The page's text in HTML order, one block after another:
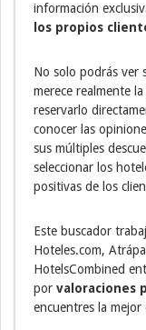
información
los propios
No solo podrás ver
merece realmente
reservarlo
conocer las
sus múltiples
seleccionar los
positivas de los
Este buscador
Hoteles.com,
HotelsCombined
por valoraciones
encuentres la